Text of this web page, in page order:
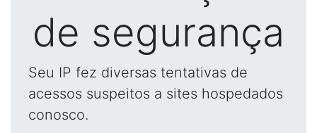
de segurança
Seu IP fez diversas tentativas de
acessos suspeitos a sites hospedados
conosco.